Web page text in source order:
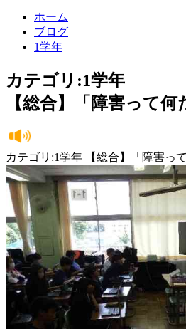
ホーム
ブログ
1学年
カテゴリ:1学年
【総合】「障害って何
カテゴリ:1学年 【総合】「障害っ